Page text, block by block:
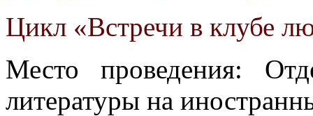
Цикл «Встречи в клубе
Место проведения:
литературы на